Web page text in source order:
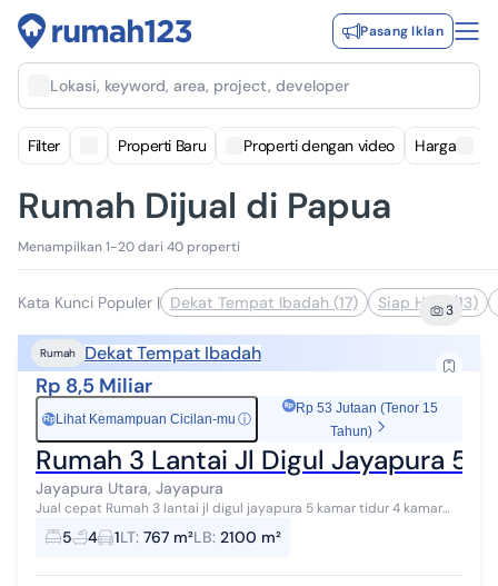
Pasang Iklan
Lokasi, keyword, area, project, developer
Filter Properti Baru Properti dengan video Harga
Rumah Dijual di Papua
Menampilkan 1-20 dari 40 properti
Kata Kunci Populer | Dekat Tempat Ibadah (17) Siap Huni (13)
3
Rumah Dekat Tempat Ibadah
Rp 8,5 Miliar
Rp Lihat Kemampuan Cicilan-mu ⓘ
Rp 53 Jutaan (Tenor 15
Tahun)
Rumah 3 Lantai Jl Digul Jayapura 5
Jayapura Utara, Jayapura
Jual cepat Rumah 3 lantai jl digul jayapura 5 kamar tidur 4 kamar
mandi lokasi strategis ukuran 767 m² harga 8,5M nego info lengkap
wa 0853978007...
5 4 1LT: 767 m²LB: 2100 m²